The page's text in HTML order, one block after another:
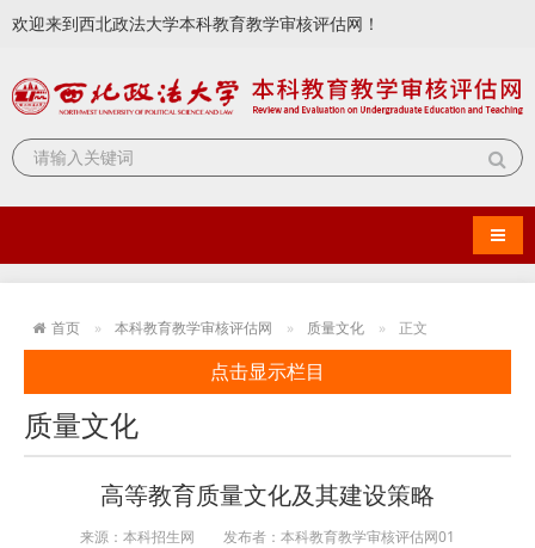
欢迎来到西北政法大学本科教育教学审核评估网！
导航
首页 本科教育教学审核评估网 质量文化 正文
点击显示栏目
质量文化
高等教育质量文化及其建设策略
来源：本科招生网
发布者：本科教育教学审核评估网01